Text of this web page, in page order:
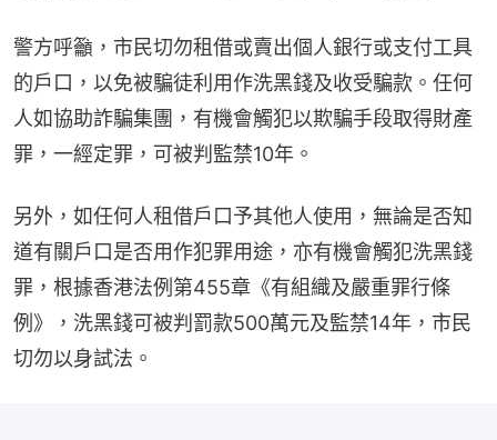
警方呼籲，市民切勿租借或賣出個人銀行或支付工具
的戶口，以免被騙徒利用作洗黑錢及收受騙款。任何
人如協助詐騙集團，有機會觸犯以欺騙手段取得財產
罪，一經定罪，可被判監禁10年。
另外，如任何人租借戶口予其他人使用，無論是否知
道有關戶口是否用作犯罪用途，亦有機會觸犯洗黑錢
罪，根據香港法例第455章《有組織及嚴重罪行條
例》，洗黑錢可被判罰款500萬元及監禁14年，市民
切勿以身試法。